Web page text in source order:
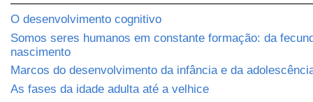
O desenvolvimento cognitivo
Somos seres humanos em constante formação: da
nascimento
Marcos do desenvolvimento da infância e da
As fases da idade adulta até a velhice